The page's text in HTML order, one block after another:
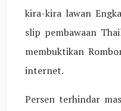
kira-kira lawan
slip pembawaan
membuktikan
internet.
Persen terhindar